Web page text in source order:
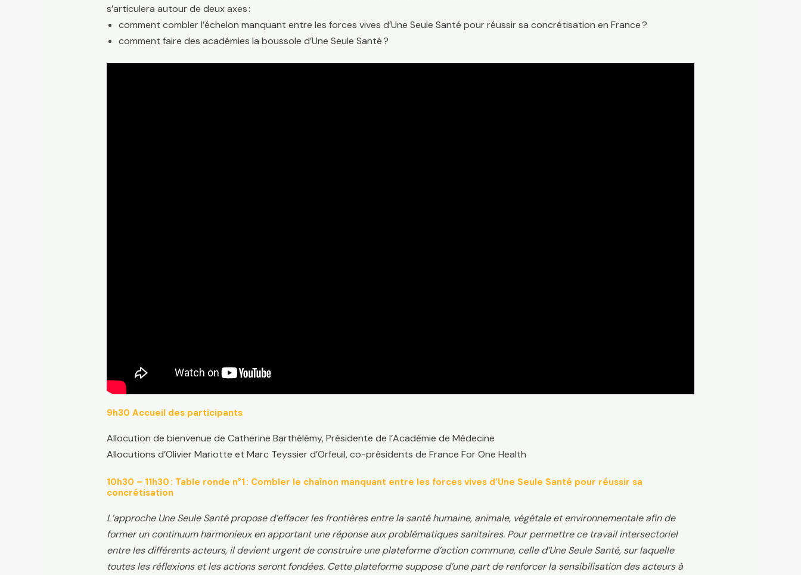
s’articulera autour de deux axes :
comment combler l’échelon manquant entre les forces vives d’Une Seule Santé pour réussir sa concrétisation en France ?
comment faire des académies la boussole d’Une Seule Santé ?
9h30 Accueil des participants
Allocution de bienvenue de Catherine Barthélémy, Présidente de l’Académie de Médecine
Allocutions d’Olivier Mariotte et Marc Teyssier d’Orfeuil, co-présidents de France For One Health
10h30 – 11h30 : Table ronde n°1 : Combler le chaînon manquant entre les forces vives d’Une Seule Santé pour réussir sa
concrétisation
L’approche Une Seule Santé propose d’effacer les frontières entre la santé humaine, animale, végétale et environnementale afin de
former un continuum harmonieux en apportant une réponse aux problématiques sanitaires. Pour permettre ce travail intersectoriel
entre les différents acteurs, il devient urgent de construire une plateforme d’action commune, celle d’Une Seule Santé, sur laquelle
toutes les réflexions et les actions seront fondées. Cette plateforme suppose d’une part de renforcer la sensibilisation des acteurs à